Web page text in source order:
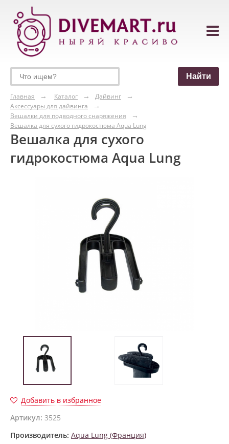
Главная Каталог
Дайвинг
Аксессуары для дайвинга
Вешалки для подводного снаряжения
Вешалка для сухого гидрокостюма Aqua Lung
Вешалка для сухого
гидрокостюма Aqua Lung
Добавить в избранное
Артикул: 3525
Производитель: Aqua Lung (Франция)